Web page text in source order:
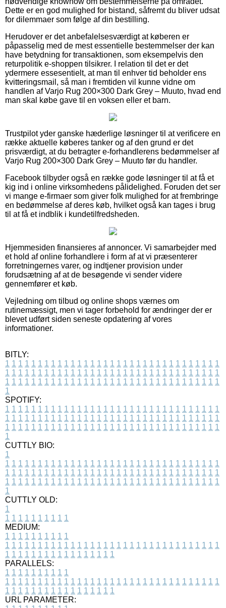
Dette er en god mulighed for bistand, såfremt du bliver udsat
for dilemmaer som følge af din bestilling.
Herudover er det anbefalelsesværdigt at køberen er
påpasselig med de mest essentielle bestemmelser der kan
have betydning for transaktionen, som eksempelvis den
returpolitik e-shoppen tilsikrer. I relation til det er det
ydermere essesentielt, at man til enhver tid beholder ens
kvitteringsmail, så man i fremtiden vil kunne vidne om
handlen af Varjo Rug 200×300 Dark Grey – Muuto, hvad end
man skal købe gave til en voksen eller et barn.
Trustpilot yder ganske hæderlige løsninger til at verificere en
række aktuelle køberes tanker og af den grund er det
prisværdigt, at du betragter e-forhandlerens bedømmelser af
Varjo Rug 200×300 Dark Grey – Muuto før du handler.
Facebook tilbyder også en række gode løsninger til at få et
kig ind i online virksomhedens pålidelighed. Foruden det ser
vi mange e-firmaer som giver folk mulighed for at frembringe
en bedømmelse af deres køb, hvilket også kan tages i brug
til at få et indblik i kundetilfredsheden.
Hjemmesiden finansieres af annoncer. Vi samarbejder med
et hold af online forhandlere i form af at vi præsenterer
forretningernes varer, og indtjener provision under
forudsætning af at de besøgende vi sender videre
gennemfører et køb.
Vejledning om tilbud og online shops værnes om
rutinemæssigt, men vi tager forbehold for ændringer der er
blevet udført siden seneste opdatering af vores
informationer.
BITLY:
1 1 1 1 1 1 1 1 1 1 1 1 1 1 1 1 1 1 1 1 1 1 1 1 1 1 1 1 1 1 1 1 1
1 1 1 1 1 1 1 1 1 1 1 1 1 1 1 1 1 1 1 1 1 1 1 1 1 1 1 1 1 1 1 1 1
1 1 1 1 1 1 1 1 1 1 1 1 1 1 1 1 1 1 1 1 1 1 1 1 1 1 1 1 1 1 1 1 1
1
SPOTIFY:
1 1 1 1 1 1 1 1 1 1 1 1 1 1 1 1 1 1 1 1 1 1 1 1 1 1 1 1 1 1 1 1 1
1 1 1 1 1 1 1 1 1 1 1 1 1 1 1 1 1 1 1 1 1 1 1 1 1 1 1 1 1 1 1 1 1
1 1 1 1 1 1 1 1 1 1 1 1 1 1 1 1 1 1 1 1 1 1 1 1 1 1 1 1 1 1 1 1 1
1
CUTTLY BIO:
1
1 1 1 1 1 1 1 1 1 1 1 1 1 1 1 1 1 1 1 1 1 1 1 1 1 1 1 1 1 1 1 1 1
1 1 1 1 1 1 1 1 1 1 1 1 1 1 1 1 1 1 1 1 1 1 1 1 1 1 1 1 1 1 1 1 1
1 1 1 1 1 1 1 1 1 1 1 1 1 1 1 1 1 1 1 1 1 1 1 1 1 1 1 1 1 1 1 1 1
1
CUTTLY OLD:
1
1 1 1 1 1 1 1 1 1 1
MEDIUM:
1 1 1 1 1 1 1 1 1 1
1 1 1 1 1 1 1 1 1 1 1 1 1 1 1 1 1 1 1 1 1 1 1 1 1 1 1 1 1 1 1 1 1
1 1 1 1 1 1 1 1 1 1 1 1 1 1 1 1 1
PARALLELS:
1 1 1 1 1 1 1 1 1 1
1 1 1 1 1 1 1 1 1 1 1 1 1 1 1 1 1 1 1 1 1 1 1 1 1 1 1 1 1 1 1 1 1
1 1 1 1 1 1 1 1 1 1 1 1 1 1 1 1 1
URL PARAMETER: